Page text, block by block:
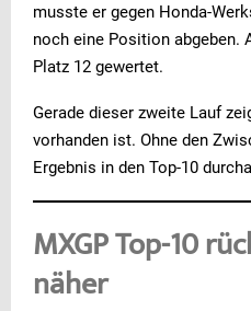
musste er gegen Honda-
noch eine Position abgeben.
Platz 12 gewertet.
Gerade dieser zweite Lauf
vorhanden ist. Ohne den
Ergebnis in den Top-10
MXGP Top-10
näher